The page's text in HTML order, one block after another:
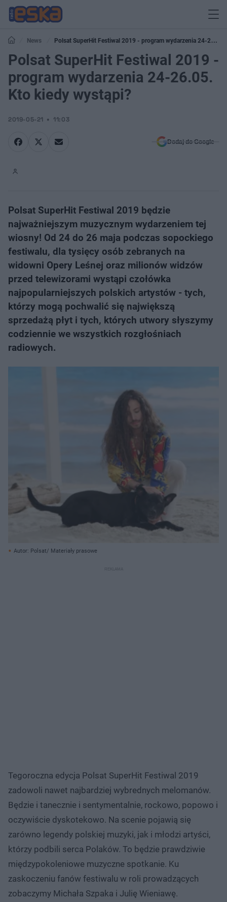
News
Polsat SuperHit Festiwal 2019 - program wydarzenia 24-26.05.
Kto kiedy wystąpi?
Polsat SuperHit Festiwal 2019 -
program wydarzenia 24-26.05.
Kto kiedy wystąpi?
2019-05-21 11:03
Dodaj do Google
Polsat SuperHit Festiwal 2019 będzie
najważniejszym muzycznym wydarzeniem tej
wiosny! Od 24 do 26 maja podczas sopockiego
festiwalu, dla tysięcy osób zebranych na
widowni Opery Leśnej oraz milionów widzów
przed telewizorami wystąpi czołówka
najpopularniejszych polskich artystów - tych,
którzy mogą pochwalić się największą
sprzedażą płyt i tych, których utwory słyszymy
codziennie we wszystkich rozgłośniach
radiowych.
Autor: Polsat/ Materiały prasowe
Tegoroczna edycja Polsat SuperHit Festiwal 2019
zadowoli nawet najbardziej wybrednych melomanów.
Będzie i tanecznie i sentymentalnie, rockowo, popowo i
oczywiście dyskotekowo. Na scenie pojawią się
zarówno legendy polskiej muzyki, jak i młodzi artyści,
którzy podbili serca Polaków. To będzie prawdziwie
międzypokoleniowe muzyczne spotkanie. Ku
zaskoczeniu fanów festiwalu w roli prowadzących
zobaczymy Michała Szpaka i Julię Wieniawę.